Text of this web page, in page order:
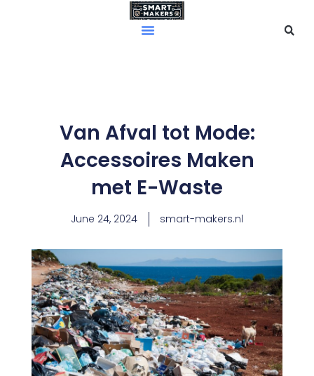
Van Afval tot Mode:
Accessoires Maken
met E-Waste
June 24, 2024 smart-makers.nl